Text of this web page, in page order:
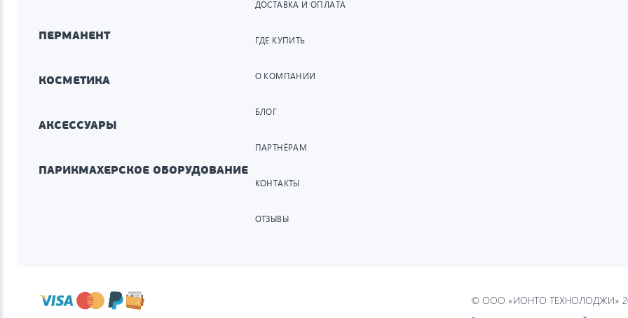
ПЕРМАНЕНТ
КОСМЕТИКА
АКСЕССУАРЫ
ПАРИКМАХЕРСКОЕ ОБОРУДОВАНИЕ
ДОСТАВКА И ОПЛАТА
ГДЕ КУПИТЬ
О КОМПАНИИ
БЛОГ
ПАРТНЁРАМ
КОНТАКТЫ
ОТЗЫВЫ
© ООО «ИОНТО ТЕХНОЛОДЖИ»